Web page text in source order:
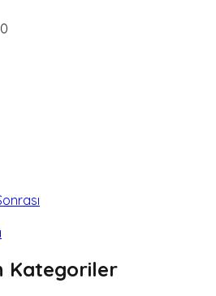
0
Kategoriler